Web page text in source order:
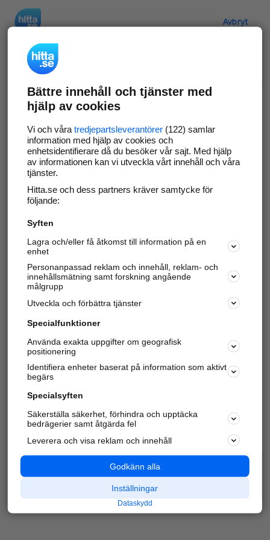
Avbryt
Verifiera ditt företag
Gör som 69 554företag
företagssida på hitta.se och syns bättre mot
kunder i ditt närområde. Helt kostnadsfritt.
Uppdatera din företagsinformation
Svara på och hantera dina omdömen
Har du redan verifierat ditt företag? Logga in
Varje vecka besöker du och4 miljoner
andra
härliga användare oss för att hitta rätt lokal
information om företag, privatpersoner och
platser.
Bättre innehåll och tjänster med
hjälp av cookies
Vi och våra tredjepartsleverantörer(122) samlar
information med hjälp av cookies och
enhetsidentifierare då du besöker vår sajt. Med hjälp
av informationen kan vi utveckla vårt innehåll och våra
tjänster.
Hitta.se och dess partners kräver samtycke för
följande:
Syften
Lagra och/eller få åtkomst till information på en
enhet
Personanpassad reklam och innehåll, reklam- och
innehållsmätning samt forskning angående
målgrupp
Utveckla och förbättra tjänster
Specialfunktioner
Använda exakta uppgifter om geografisk
positionering
Identifiera enheter baserat på information som aktivt
begärs
Specialsyften
Säkerställa säkerhet, förhindra och upptäcka
bedrägerier samt åtgärda fel
Leverera och visa reklam och innehåll
Godkänn alla
Inställningar
Dataskydd